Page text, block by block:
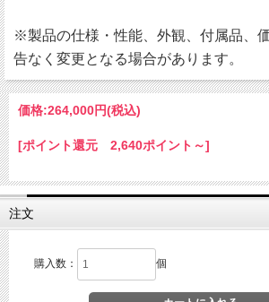
※製品の仕様・性能、外観、付属品、
告なく変更となる場合があります。
価格:264,000円(税込)
[ポイント還元 2,640ポイント～]
注文
購入数： 個